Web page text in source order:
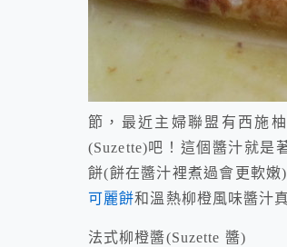
節，最近主婦聯盟有西施
(Suzette)吧！這個醬汁就是
餅(餅在醬汁裡煮過會更軟
可麗餅和溫熱柳橙風味醬汁
法式柳橙醬(Suzette 醬)